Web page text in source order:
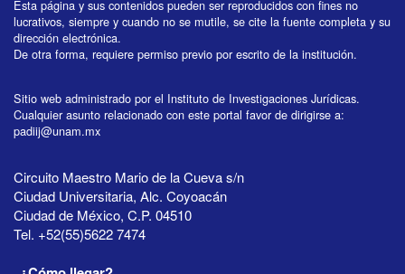
Esta página y sus contenidos pueden ser reproducidos con fines no
lucrativos, siempre y cuando no se mutile, se cite la fuente completa y su
dirección electrónica.
De otra forma, requiere permiso previo por escrito de la institución.
Sitio web administrado por el Instituto de Investigaciones Jurídicas.
Cualquier asunto relacionado con este portal favor de dirigirse a:
padiij@unam.mx
Circuito Maestro Mario de la Cueva s/n
Ciudad Universitaria, Alc. Coyoacán
Ciudad de México, C.P. 04510
Tel. +52(55)5622 7474